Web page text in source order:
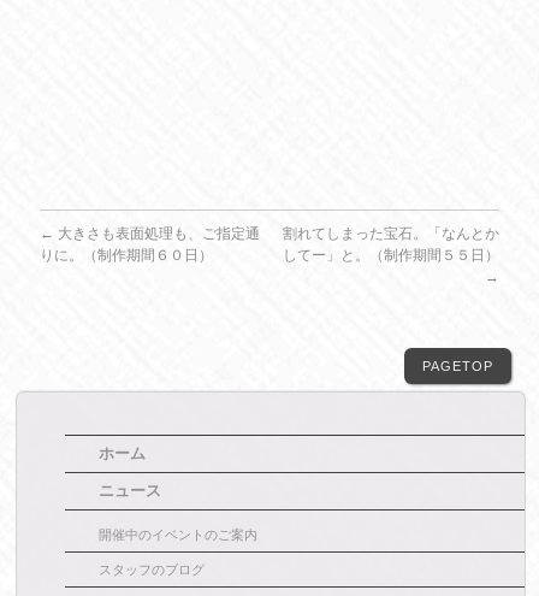
← 大きさも表面処理も、ご指定通
りに。（制作期間６０日）
割れてしまった宝石。「なんとか
してー」と。（制作期間５５日）
→
PAGETOP
ホーム
ニュース
開催中のイベントのご案内
スタッフのブログ